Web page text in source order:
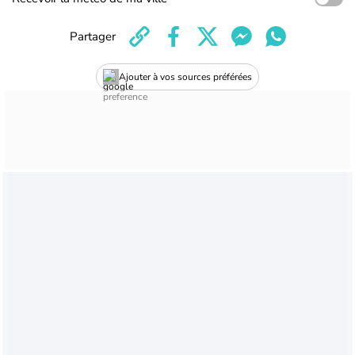
Ajouter à vos sources préférées
Partager